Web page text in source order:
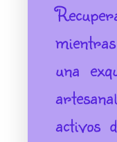
una
activos